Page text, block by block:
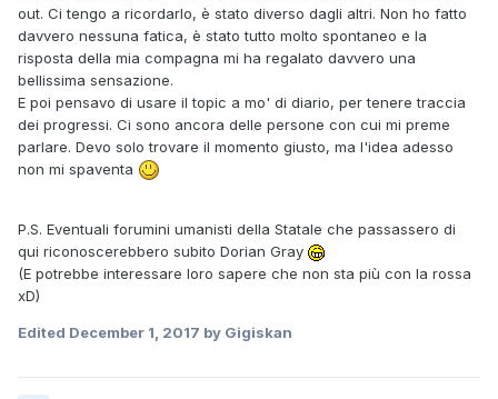
out. Ci tengo a ricordarlo, è stato diverso dagli altri. Non ho fatto
davvero nessuna fatica, è stato tutto molto spontaneo e la
risposta della mia compagna mi ha regalato davvero una
bellissima sensazione.
E poi pensavo di usare il topic a mo' di diario, per tenere traccia
dei progressi. Ci sono ancora delle persone con cui mi preme
parlare. Devo solo trovare il momento giusto, ma l'idea adesso
non mi spaventa
P.S. Eventuali forumini umanisti della Statale che passassero di
qui riconoscerebbero subito Dorian Gray
(E potrebbe interessare loro sapere che non sta più con la rossa
xD)
Edited December 1, 2017 by Gigiskan